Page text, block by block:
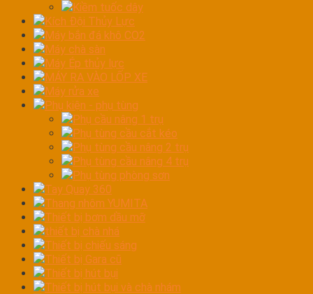
Kiềm tuốc dây
Kích Đội Thủy Lực
Máy bắn đá khô CO2
Máy chà sàn
Máy Ép thủy lực
MÁY RA VÀO LỐP XE
Máy rửa xe
Phụ kiện - phụ tùng
Phụ cầu nâng 1 trụ
Phụ tùng cầu cắt kéo
Phụ tùng cầu nâng 2 trụ
Phụ tùng cầu nâng 4 trụ
Phụ tùng phòng sơn
Tay Quay 360
Thang nhôm YUMITA
Thiết bị bơm dầu mỡ
thiết bị chà nhá
Thiết bị chiếu sáng
Thiết bị Gara cũ
Thiết bị hút bụi
Thiết bị hút bụi và chà nhám